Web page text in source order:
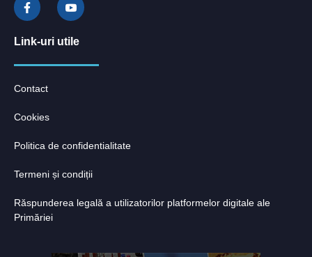
Link-uri utile
Contact
Cookies
Politica de confidentialitate
Termeni și condiții
Răspunderea legală a utilizatorilor platformelor digitale ale
Primăriei